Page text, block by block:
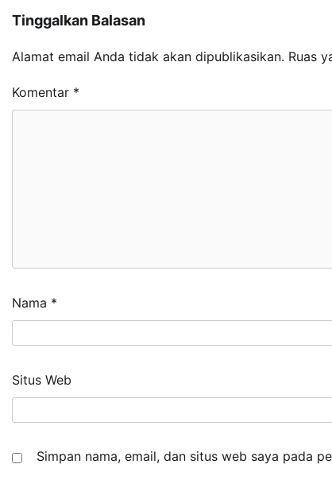
Tinggalkan Balasan
Alamat email Anda tidak akan dipublikasikan. Ruas
Komentar *
Nama *
Situs Web
Simpan nama, email, dan situs web saya pada